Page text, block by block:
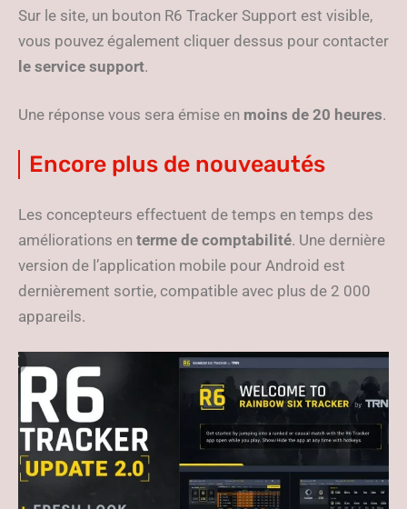
Sur le site, un bouton R6 Tracker Support est visible,
vous pouvez également cliquer dessus pour contacter
le service support.
Une réponse vous sera émise en moins de 20 heures.
Encore plus de nouveautés
Les concepteurs effectuent de temps en temps des
améliorations en terme de comptabilité. Une dernière
version de l’application mobile pour Android est
dernièrement sortie, compatible avec plus de 2 000
appareils.